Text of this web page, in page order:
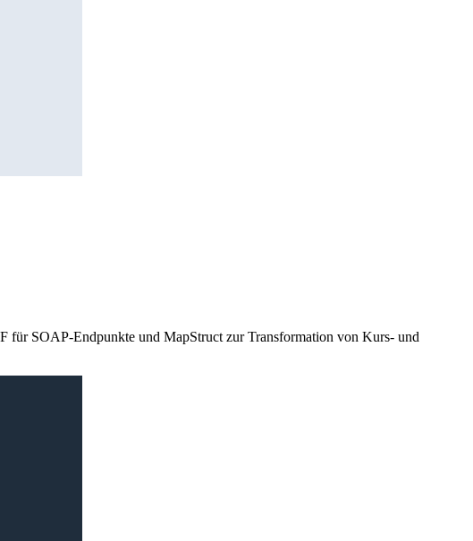
für SOAP-Endpunkte und MapStruct zur Transformation von Kurs- und